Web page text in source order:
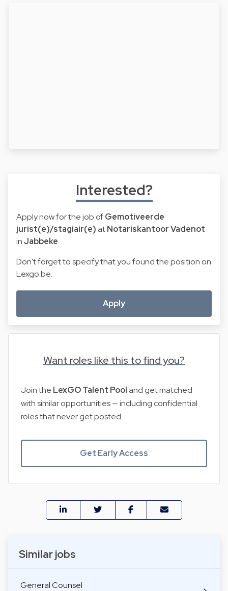
Similar jobs
General Counsel
Interested?
Apply now for the job ofGemotiveerde
jurist(e)/stagiair(e) atNotariskantoor Vadenot
inJabbeke.
Don't forget to specify that you found the position on
Lexgo.be.
Apply
Want roles like this to find you?
Join the LexGO Talent Pool and get matched
with similar opportunities — including confidential
roles that never get posted.
Get Early Access